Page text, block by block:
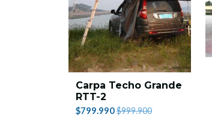
Carpa Techo Grande
RTT-2
$799.990$999.900